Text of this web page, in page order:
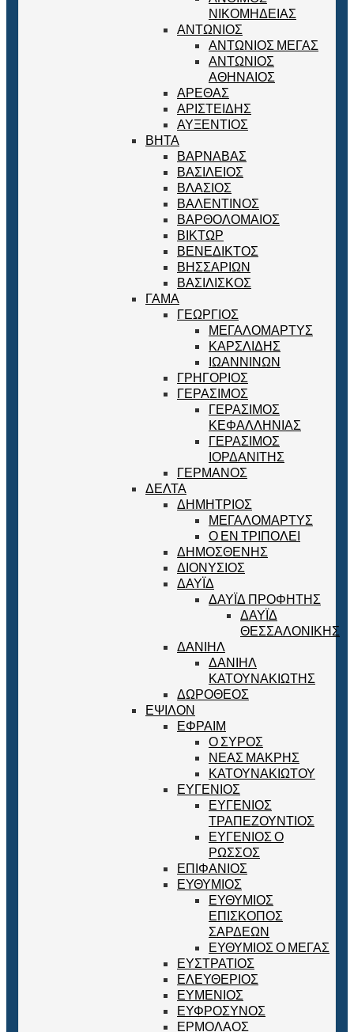
ΝΙΚΟΜΗΔΕΙΑΣ
ΑΝΤΩΝΙΟΣ
ΑΝΤΩΝΙΟΣ ΜΕΓΑΣ
ΑΝΤΩΝΙΟΣ
ΑΘΗΝΑΙΟΣ
ΑΡΕΘΑΣ
ΑΡΙΣΤΕΙΔΗΣ
ΑΥΞΕΝΤΙΟΣ
ΒΗΤΑ
ΒΑΡΝΑΒΑΣ
ΒΑΣΙΛΕΙΟΣ
ΒΛΑΣΙΟΣ
ΒΑΛΕΝΤΙΝΟΣ
ΒΑΡΘΟΛΟΜΑΙΟΣ
ΒΙΚΤΩΡ
ΒΕΝΕΔΙΚΤΟΣ
ΒΗΣΣΑΡΙΩΝ
ΒΑΣΙΛΙΣΚΟΣ
ΓΑΜΑ
ΓΕΩΡΓΙΟΣ
ΜΕΓΑΛΟΜΑΡΤΥΣ
ΚΑΡΣΛΙΔΗΣ
ΙΩΑΝΝΙΝΩΝ
ΓΡΗΓΟΡΙΟΣ
ΓΕΡΑΣΙΜΟΣ
ΓΕΡΑΣΙΜΟΣ
ΚΕΦΑΛΛΗΝΙΑΣ
ΓΕΡΑΣΙΜΟΣ
ΙΟΡΔΑΝΙΤΗΣ
ΓΕΡΜΑΝΟΣ
ΔΕΛΤΑ
ΔΗΜΗΤΡΙΟΣ
ΜΕΓΑΛΟΜΑΡΤΥΣ
Ο ΕΝ ΤΡΙΠΟΛΕΙ
ΔΗΜΟΣΘΕΝΗΣ
ΔΙΟΝΥΣΙΟΣ
ΔΑΥΪΔ
ΔΑΥΪΔ ΠΡΟΦΗΤΗΣ
ΔΑΥΪΔ
ΘΕΣΣΑΛΟΝΙΚΗΣ
ΔΑΝΙΗΛ
ΔΑΝΙΗΛ
ΚΑΤΟΥΝΑΚΙΩΤΗΣ
ΔΩΡΟΘΕΟΣ
ΕΨΙΛΟΝ
ΕΦΡΑΙΜ
Ο ΣΥΡΟΣ
ΝΕΑΣ ΜΑΚΡΗΣ
ΚΑΤΟΥΝΑΚΙΩΤΟΥ
ΕΥΓΕΝΙΟΣ
ΕΥΓΕΝΙΟΣ
ΤΡΑΠΕΖΟΥΝΤΙΟΣ
ΕΥΓΕΝΙΟΣ Ο
ΡΩΣΣΟΣ
ΕΠΙΦΑΝΙΟΣ
ΕΥΘΥΜΙΟΣ
ΕΥΘΥΜΙΟΣ
ΕΠΙΣΚΟΠΟΣ
ΣΑΡΔΕΩΝ
ΕΥΘΥΜΙΟΣ Ο ΜΕΓΑΣ
ΕΥΣΤΡΑΤΙΟΣ
ΕΛΕΥΘΕΡΙΟΣ
ΕΥΜΕΝΙΟΣ
ΕΥΦΡΟΣΥΝΟΣ
ΕΡΜΟΛΑΟΣ